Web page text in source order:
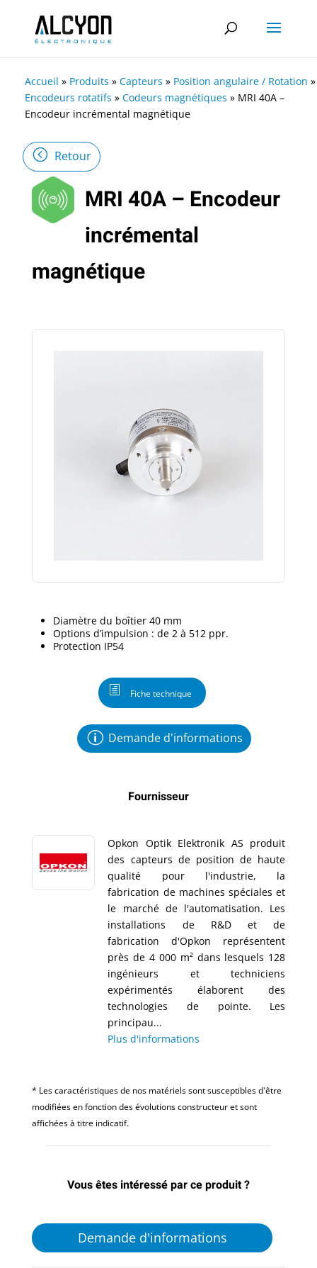
Accueil » Produits » Capteurs » Position angulaire / Rotation »
Encodeurs rotatifs » Codeurs magnétiques » MRI 40A –
Encodeur incrémental magnétique
Retour
MRI 40A – Encodeur
incrémental
magnétique
Diamètre du boîtier 40 mm
Options d’impulsion : de 2 à 512 ppr.
Protection IP54
Fiche technique
Demande d'informations
Fournisseur
Opkon Optik Elektronik AS produit
des capteurs de position de haute
qualité pour l'industrie, la
fabrication de machines spéciales et
le marché de l'automatisation. Les
installations de R&D et de
fabrication d'Opkon représentent
près de 4 000 m² dans lesquels 128
ingénieurs et techniciens
expérimentés élaborent des
technologies de pointe. Les
principau...
Plus d'informations
* Les caractéristiques de nos matériels sont susceptibles d'être
modifiées en fonction des évolutions constructeur et sont
affichées à titre indicatif.
Vous êtes intéressé par ce produit ?
Demande d'informations